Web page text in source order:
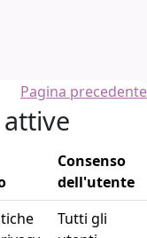
Pagina precedente
Consenso
dell'utente
Tutti gli